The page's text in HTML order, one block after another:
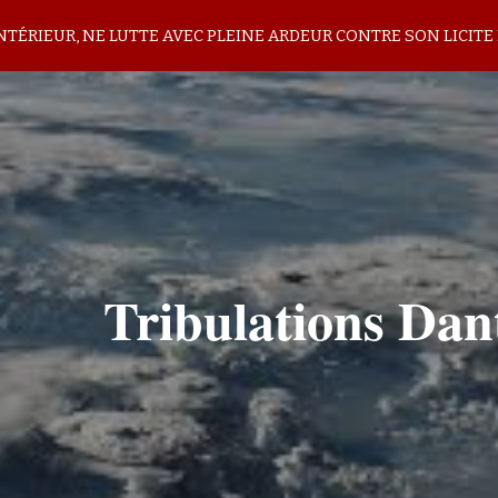
to main content Skip to
NE LUTTE AVEC PLEINE ARDEUR CONTRE SON
Tribulations